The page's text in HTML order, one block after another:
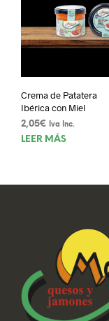
Crema de Patatera
Ibérica con Miel
2,05€ Iva Inc.
LEER MÁS